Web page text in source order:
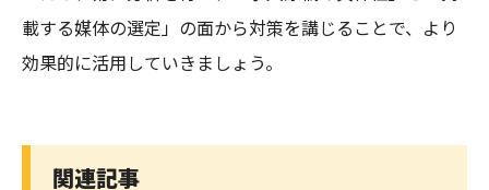
載する媒体の選定」の面から対策を講じることで、より
効果的に活用していきましょう。
関連記事